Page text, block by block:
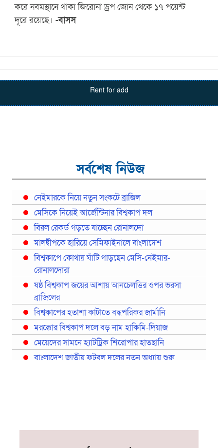
করে নবমস্থানে থাকা জিরোনা ড্রপ জোন থেকে ১৭ পয়েন্ট
দূরে রয়েছে।-বাসস
Rent for add
সর্বশেষ নিউজ
নেইমারকে নিয়ে নতুন সংকটে ব্রাজিল
মেসিকে নিয়েই আর্জেন্টিনার বিশ্বকাপ দল
বিরল রেকর্ড গড়তে যাচ্ছেন রোনালদো
মালদ্বীপকে হারিয়ে সেমিফাইনালে বাংলাদেশ
বিশ্বকাপে কোথায় ঘাঁটি গাড়ছেন মেসি-নেইমার-
রোনালদোরা
ষষ্ঠ বিশ্বকাপ জয়ের আশায় আনচেলত্তির ওপর ভরসা
ব্রাজিলের
বিশ্বকাপের হতাশা কাটাতে বদ্ধপরিকর জার্মানি
মরক্কোর বিশ্বকাপ দলে বড় নাম হাকিমি-দিয়াজ
মেয়েদের সামনে হ্যাটট্রিক শিরোপার হাতছানি
বাংলাদেশ জাতীয় ফুটবল দলের নতুন অধ্যায় শুরু
সরিয়ে নিয়েছে ইরান